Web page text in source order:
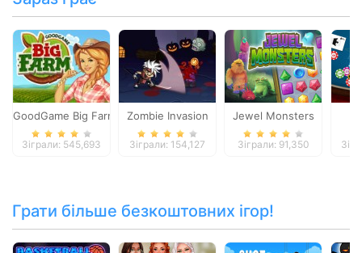
GoodGame Big Farm
Зіграли: 545,693
Zombie Invasion
Зіграли: 154,127
Jewel Monsters
Зіграли: 91,350
Грати більше безкоштовних ігор!